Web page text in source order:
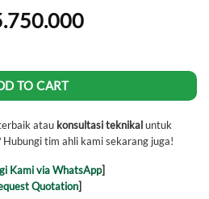
55G | Pile Driver quantity
TO CART
atau konsultasi teknikaluntuk
tim ahli kami sekarang juga!
Kami via WhatsApp]
Quotation]